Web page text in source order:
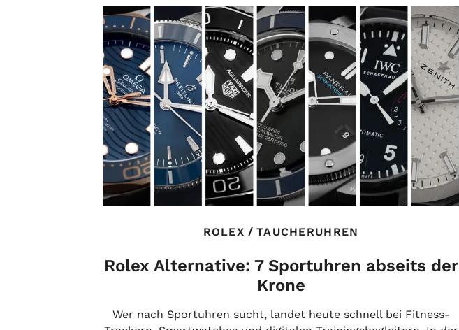
ROLEX /TAUCHERUHREN
Rolex Alternative: 7 Sportuhren abseits der
Krone
Wer nach Sportuhren sucht, landet heute schnell bei Fitness-